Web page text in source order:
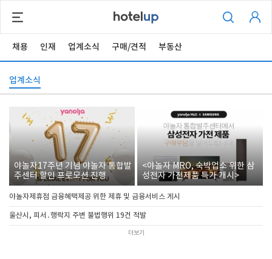
채용 인재 업계소식 구매/견적 부동산
업계소식
야놀자17주년 기념 야놀자 통합발
주센터 할인 프로모션 진행
<야놀자 MRO, 숙박업소 위한 삼
성전자 가전제품 특가 개시>
야놀자제휴점 금융혜택제공 위한 제휴 및 금융서비스 게시
울산시, 피서․행락지 주변 불법행위 19건 적발
더보기